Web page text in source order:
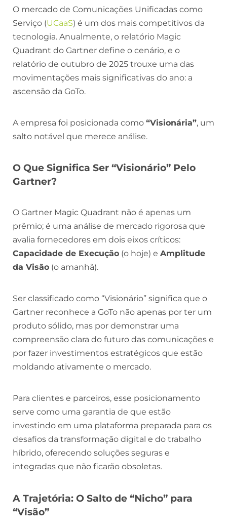
O mercado de Comunicações Unificadas como
Serviço (UCaaS) é um dos mais competitivos da
tecnologia. Anualmente, o relatório Magic
Quadrant do Gartner define o cenário, e o
relatório de outubro de 2025 trouxe uma das
movimentações mais significativas do ano: a
ascensão da GoTo.
A empresa foi posicionada como “Visionária”, um
salto notável que merece análise.
O Que Significa Ser “Visionário” Pelo
Gartner?
O Gartner Magic Quadrant não é apenas um
prêmio; é uma análise de mercado rigorosa que
avalia fornecedores em dois eixos críticos:
Capacidade de Execução (o hoje) e Amplitude
da Visão (o amanhã).
Ser classificado como “Visionário” significa que o
Gartner reconhece a GoTo não apenas por ter um
produto sólido, mas por demonstrar uma
compreensão clara do futuro das comunicações e
por fazer investimentos estratégicos que estão
moldando ativamente o mercado.
Para clientes e parceiros, esse posicionamento
serve como uma garantia de que estão
investindo em uma plataforma preparada para os
desafios da transformação digital e do trabalho
híbrido, oferecendo soluções seguras e
integradas que não ficarão obsoletas.
A Trajetória: O Salto de “Nicho” para
“Visão”